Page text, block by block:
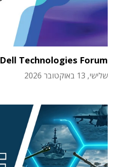
Dell Technologies Forum
שלישי, 13 באוקטובר 2026